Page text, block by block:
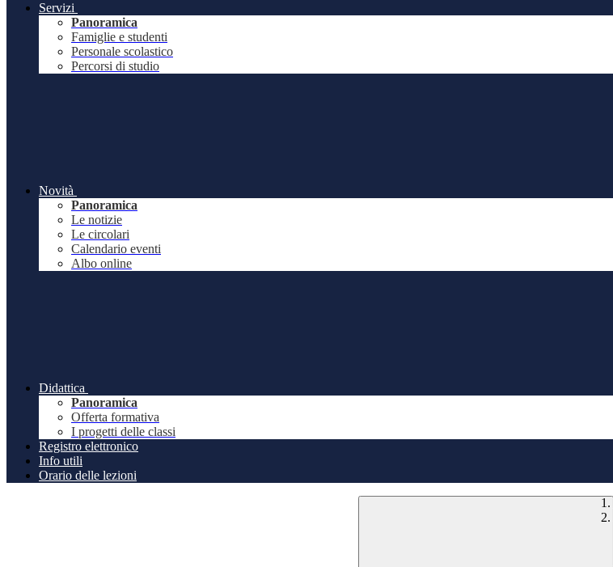
Servizi
Panoramica
Famiglie e studenti
Personale scolastico
Percorsi di studio
Novità
Panoramica
Le notizie
Le circolari
Calendario eventi
Albo online
Didattica
Panoramica
Offerta formativa
I progetti delle classi
Registro elettronico
Info utili
Orario delle lezioni